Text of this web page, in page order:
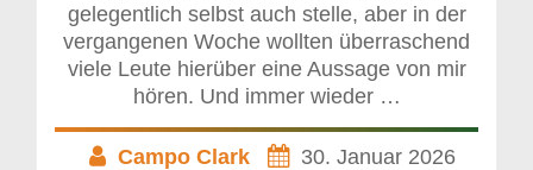
gelegentlich selbst auch stelle, aber in der
vergangenen Woche wollten überraschend
viele Leute hierüber eine Aussage von mir
hören. Und immer wieder …
Campo Clark
30. Januar 2026